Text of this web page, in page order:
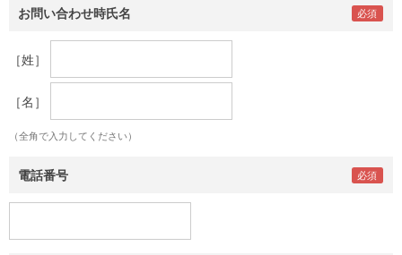
お問い合わせ時氏名
［姓］
［名］
（全角で入力してください）
電話番号